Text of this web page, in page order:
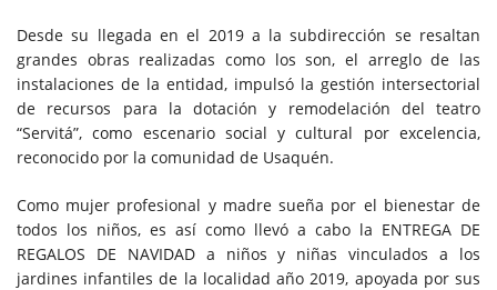
Desde su llegada en el 2019 a la subdirección se resaltan
grandes obras realizadas como los son, el arreglo de las
instalaciones de la entidad, impulsó la gestión intersectorial
de recursos para la dotación y remodelación del teatro
“Servitá”, como escenario social y cultural por excelencia,
reconocido por la comunidad de Usaquén.
Como mujer profesional y madre sueña por el bienestar de
todos los niños, es así como llevó a cabo la ENTREGA DE
REGALOS DE NAVIDAD a niños y niñas vinculados a los
jardines infantiles de la localidad año 2019, apoyada por sus